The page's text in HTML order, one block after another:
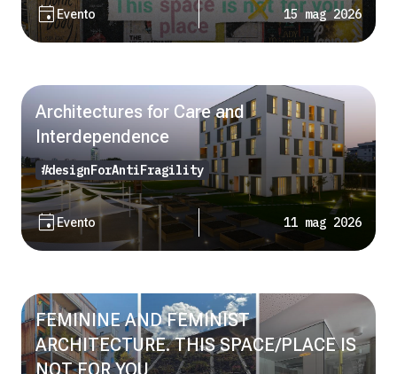
eventEvento 15 mag 2026
Architectures for Care and
Interdependence
#designForAntiFragility
eventEvento 11 mag 2026
FEMININE AND FEMINIST
ARCHITECTURE. THIS SPACE/PLACE IS
NOT FOR YOU